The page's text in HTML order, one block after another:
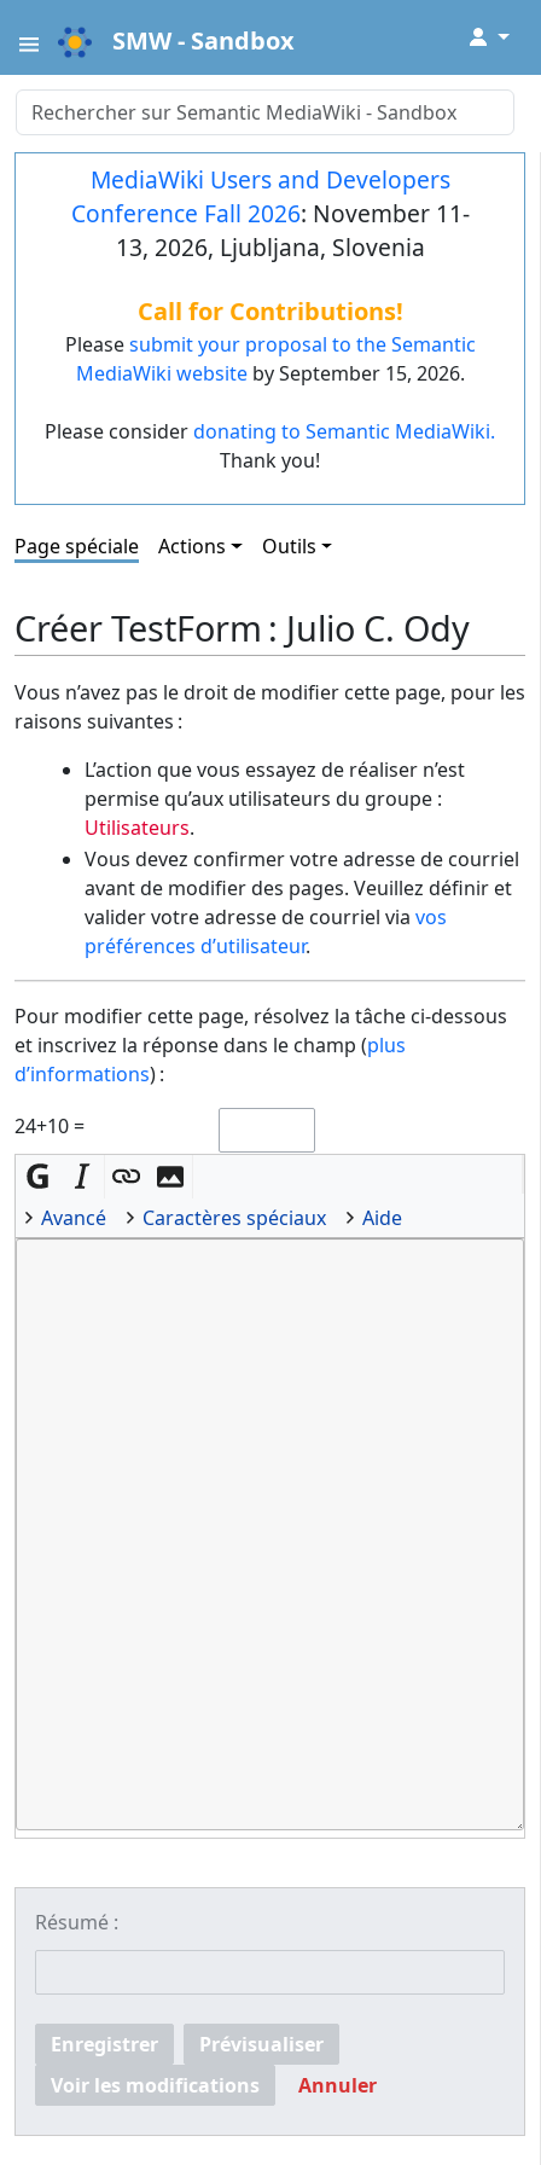
SMW - Sandbox ↓
MediaWiki Users and Developers
Conference Fall 2026: November 11-
13, 2026, Ljubljana, Slovenia
Call for Contributions!
Pleasesubmit your proposal to the Semantic
MediaWiki websiteby September 15, 2026.
Please considerdonating to Semantic MediaWiki.
Thank you!
Page spéciale Actions Outils
Créer TestForm : Julio C. Ody
Vous n’avez pas le droit de modifier cette page, pour les
raisons suivantes :
L’action que vous essayez de réaliser n’est
permise qu’aux utilisateurs du groupe :
Utilisateurs.
Vous devez confirmer votre adresse de courriel
avant de modifier des pages. Veuillez définir et
valider votre adresse de courriel via vos
préférences d’utilisateur.
Pour modifier cette page, résolvez la tâche ci-dessous
et inscrivez la réponse dans le champ (plus
d’informations) :
24+10 =
Avancé Caractères spéciaux Aide
Résumé :
Enregistrer
Prévisualiser
Voir les modifications
Annuler